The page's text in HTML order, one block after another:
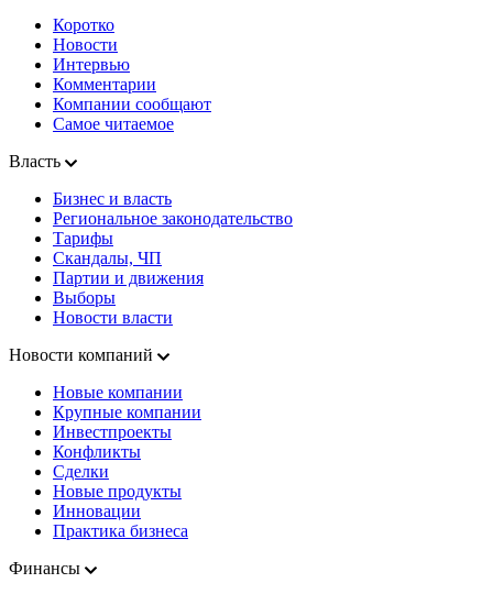
Коротко
Новости
Интервью
Комментарии
Компании сообщают
Самое читаемое
Власть
Бизнес и власть
Региональное законодательство
Тарифы
Скандалы, ЧП
Партии и движения
Выборы
Новости власти
Новости компаний
Новые компании
Крупные компании
Инвестпроекты
Конфликты
Сделки
Новые продукты
Инновации
Практика бизнеса
Финансы